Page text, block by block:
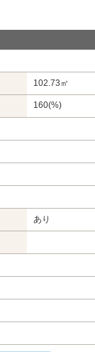
102.73㎡
160(%)
あり